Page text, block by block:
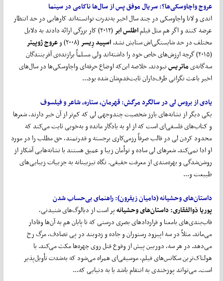
عروج واچاوسکیها؟:سریال موفق پس از سالها ناکامی در سینما
اندی و لانا واچاوسکی در چند سال اخیر به‌ندرت توانسته‌اند کارهایی در حد انتظار
عرضه کنند و اگر هم مثل فیلماطلس ابر
(۲۰۱۲) کار بزرگی ارائه دادند به دلایل
مختلف در حد شایستگی‌اش ستایش نشد.اسپید رِیسر(۲۰۰۸) و
عروج ژوپیتر
(۲۰۱۵) گرچه ارزش‌های خاص خود را داشته‌اند ولی مسلماً برازنده‌ی آفرینندگان
سه‌گانه‌یماتریسنبودند. خلاصه این‌که اوضاع حرفه‌ای واچاوسکی‌ها در سال‌های
اخیر باعث نگرانی طرف‌داران ثابت‌قدم‌شان شده بود...
یادی از بروس لی در سالگرد مرگش:قهرمان، ستاره، شاعر و فیلسوف
یکی دیگر از نشانه‌های بارز شخصیت چندوجهی لی که کم‌تر از آن خبر دارند، شعرها
و کتاب‌های فلسفی‌ای است که از او به یادگار مانده و به‌خوبی ثابت می‌کند که
محدود کردن لی در قالب صرفاً رزمی‌کاری برجسته و قدرتمند، حق مطلب را در مورد
او ادا نمی‌کند. شعرهای لی ساده و توأمان زیبا و عمیق هستند با نشانه‌‌هایی آشکار از
روشن‌شدگی و بهره‌مندی از معرفت حقیقی. نگاه تیزبینانه به جزییات زیبایی‌های
طبیعت و...
داستانهای وحشیانه (دامیان زیفرون):راهنمای بیحساب شدن
پوریا ذوالفقاری:داستانهای وحشیانهپر است از دیالوگ‌های شنیدنی،
قاب‌بندی‌های بامعنا و قراردادهای بصری درستی که تا پایان هم به آن‌ها وفادار
می‌ماند. مثلاً در سه اپیزود رستوران و جاده و زدوبند در پی تصادف، مرگ رخ
می‌دهد. در هر سه، دوربین پیش از وقوع قتل روی چهره‌ها مکث می‌کند. با
هولناک‌ترین سکانس‌های فیلم، موسیقی‌ای همراه می‌شود که به‌شدت تأویل‌پذیر
است. می‌تواند پوزخندی به انتقام باشد یا به دنیایی که...